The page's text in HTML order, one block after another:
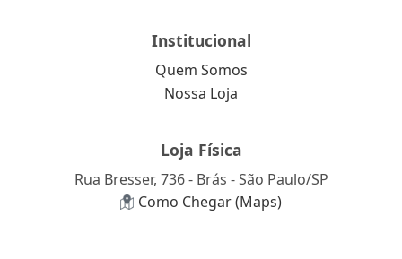
Institucional
Quem Somos
Nossa Loja
Loja Física
Rua Bresser, 736 - Brás - São Paulo/SP
Como Chegar (Maps)